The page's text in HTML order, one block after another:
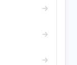
→
→
→